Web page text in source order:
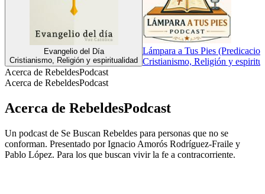
Evangelio del Día
Cristianismo, Religión y espiritualidad
Lámpara a Tus Pies
Cristianismo, Religión y
Acerca de RebeldesPodcast
Acerca de RebeldesPodcast
Acerca de RebeldesPodcast
Un podcast de Se Buscan Rebeldes para personas que no se
conforman. Presentado por Ignacio Amorós Rodríguez-Fraile y
Pablo López. Para los que buscan vivir la fe a contracorriente.